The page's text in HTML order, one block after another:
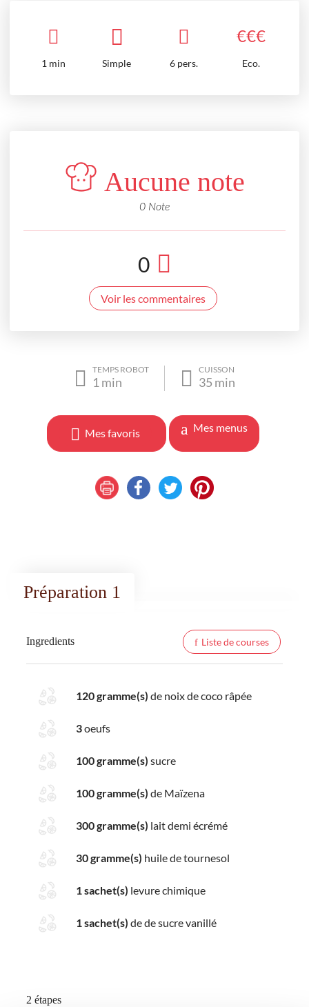
€€€
1 min Simple 6 pers. Eco.
Aucune note
0 Note
0
Voir les commentaires
TEMPS ROBOT
1 min
CUISSON
35 min
Mes favoris Mes menus
Préparation 1
Ingredients Liste de courses
120 gramme(s) de noix de coco râpée
3oeufs
100 gramme(s) sucre
100 gramme(s) de Maïzena
300 gramme(s) lait demi écrémé
30 gramme(s) huile de tournesol
1 sachet(s) levure chimique
1 sachet(s) de de sucre vanillé
2 étapes